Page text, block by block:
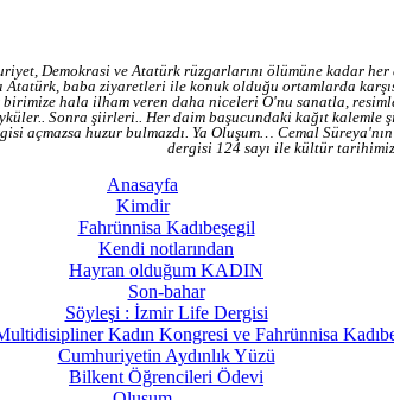
Demokrasi ve Atatürk rüzgarlarını ölümüne kadar
Atatürk, baba ziyaretleri ile konuk olduğu ortamlarda
hala ilham veren daha niceleri O'nu sanatla,
Sonra şiirleri.. Her daim başucundaki kağıt kalemle
açmazsa huzur bulmazdı. Ya Oluşum… Cemal
dergisi 124 sayı ile kültür
Anasayfa
Kimdir
Fahrünnisa Kadıbeşegil
Kendi notlarından
Hayran olduğum KADIN
Son-bahar
Söyleşi : İzmir Life Dergisi
Kadın Kongresi ve Fahrünnisa
Cumhuriyetin Aydınlık Yüzü
Bilkent Öğrencileri Ödevi